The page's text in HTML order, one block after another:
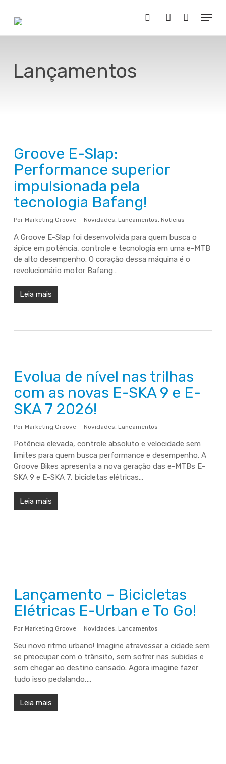
main
content
Buscar..account
Menu
Lançamentos
Groove E-Slap:
Performance superior
impulsionada pela
tecnologia Bafang!
Por Marketing Groove Novidades, Lançamentos, Notícias
A Groove E-Slap foi desenvolvida para quem busca o
ápice em potência, controle e tecnologia em uma e-MTB
de alto desempenho. O coração dessa máquina é o
revolucionário motor Bafang…
Leia mais
Evolua de nível nas trilhas
com as novas E-SKA 9 e E-
SKA 7 2026!
Por Marketing Groove Novidades, Lançamentos
Potência elevada, controle absoluto e velocidade sem
limites para quem busca performance e desempenho. A
Groove Bikes apresenta a nova geração das e-MTBs E-
SKA 9 e E-SKA 7, bicicletas elétricas…
Leia mais
Lançamento – Bicicletas
Elétricas E-Urban e To Go!
Por Marketing Groove Novidades, Lançamentos
Seu novo ritmo urbano! Imagine atravessar a cidade sem
se preocupar com o trânsito, sem sofrer nas subidas e
sem chegar ao destino cansado. Agora imagine fazer
tudo isso pedalando,…
Leia mais